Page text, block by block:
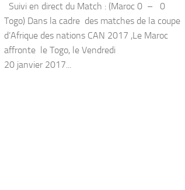
Suivi en direct du Match : (Maroc 0 – 0
Togo) Dans la cadre des matches de la coupe
d’Afrique des nations CAN 2017 ,Le Maroc
affronte le Togo, le Vendredi
20 janvier 2017...